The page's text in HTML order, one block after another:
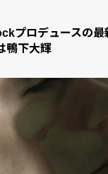
プロデュースの最
鴨下大輝